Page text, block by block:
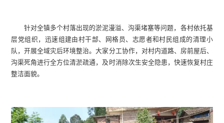
针对全镇多个村落出现的淤泥漫溢、沟渠堵塞等问题，各村依托基
层党组织，迅速组建由村干部、网格员、志愿者和村民组成的清理小
队，开展全域灾后环境整治。大家分工协作，对村内道路、房前屋后、
沟渠死角进行全方位清淤疏通，及时消除次生安全隐患，快速恢复村庄
整洁面貌。